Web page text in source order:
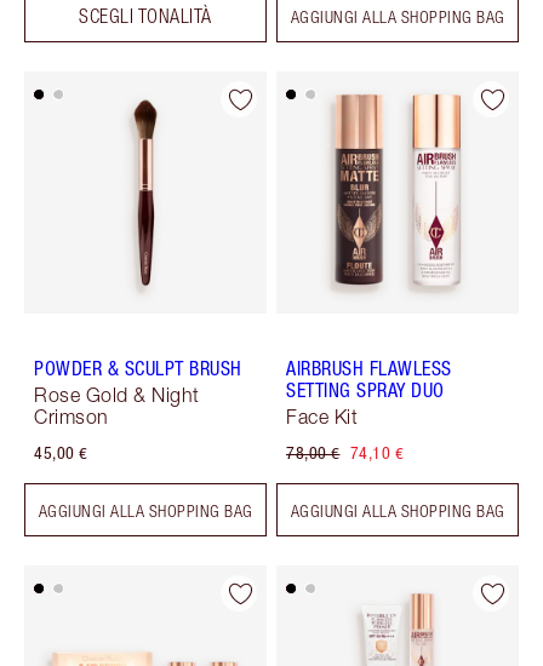
SCEGLI TONALITÀ AGGIUNGI ALLA SHOPPING BAG
POWDER & SCULPT BRUSH
Rose Gold & Night
Crimson
45,00 €
AGGIUNGI ALLA SHOPPING BAG
AIRBRUSH FLAWLESS
SETTING SPRAY DUO
Face Kit
78,00 € 74,10 €
AGGIUNGI ALLA SHOPPING BAG